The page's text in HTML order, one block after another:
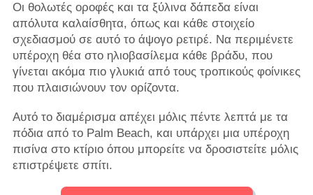
Οι θολωτές οροφές και τα ξύλινα δάπεδα είναι
απόλυτα καλαίσθητα, όπως και κάθε στοιχείο
σχεδιασμού σε αυτό το άψογο ρετιρέ. Να περιμένετε
υπέροχη θέα στο ηλιοβασίλεμα κάθε βράδυ, που
γίνεται ακόμα πιο γλυκιά από τους τροπικούς φοίνικες
που πλαισιώνουν τον ορίζοντα.
Αυτό το διαμέρισμα απέχει μόλις πέντε λεπτά με τα
πόδια από το Palm Beach, και υπάρχει μια υπέροχη
πισίνα στο κτίριο όπου μπορείτε να δροσιστείτε μόλις
επιστρέψετε σπίτι.